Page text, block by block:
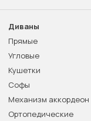
Диваны
Прямые
Угловые
Кушетки
Софы
Механизм аккордеон
Ортопедические